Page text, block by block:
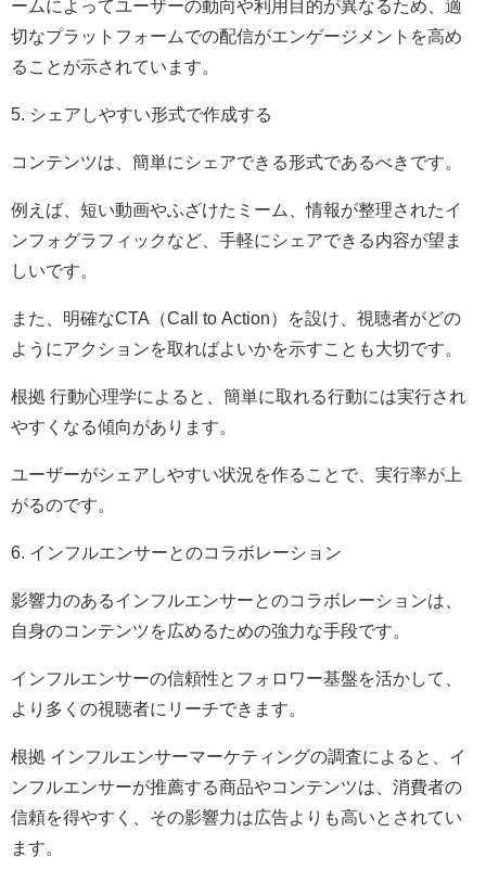
ームによってユーザーの動向や利用目的が異なるため、適
切なプラットフォームでの配信がエンゲージメントを高め
ることが示されています。
5. シェアしやすい形式で作成する
コンテンツは、簡単にシェアできる形式であるべきです。
例えば、短い動画やふざけたミーム、情報が整理されたイ
ンフォグラフィックなど、手軽にシェアできる内容が望ま
しいです。
また、明確なCTA（Call to Action）を設け、視聴者がどの
ようにアクションを取ればよいかを示すことも大切です。
根拠 行動心理学によると、簡単に取れる行動には実行され
やすくなる傾向があります。
ユーザーがシェアしやすい状況を作ることで、実行率が上
がるのです。
6. インフルエンサーとのコラボレーション
影響力のあるインフルエンサーとのコラボレーションは、
自身のコンテンツを広めるための強力な手段です。
インフルエンサーの信頼性とフォロワー基盤を活かして、
より多くの視聴者にリーチできます。
根拠 インフルエンサーマーケティングの調査によると、イ
ンフルエンサーが推薦する商品やコンテンツは、消費者の
信頼を得やすく、その影響力は広告よりも高いとされてい
ます。